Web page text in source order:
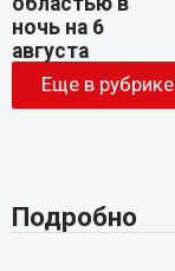
Еще в рубрике
Подробно